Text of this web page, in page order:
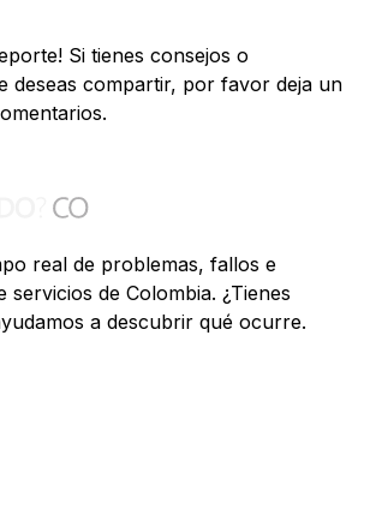
Si tienes consejos o
deseas compartir, por favor deja un
real de problemas, fallos e
servicios de Colombia. ¿Tienes
a descubrir qué ocurre.